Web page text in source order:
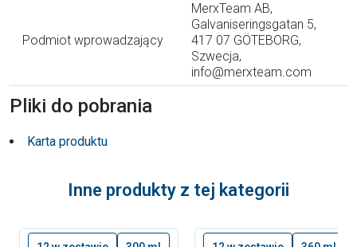
Podmiot wprowadzający
MerxTeam AB,
Galvaniseringsgatan 5,
417 07 GÖTEBORG,
Szwecja,
info@merxteam.com
Pliki do pobrania
Karta produktu
Inne produkty z tej kategorii